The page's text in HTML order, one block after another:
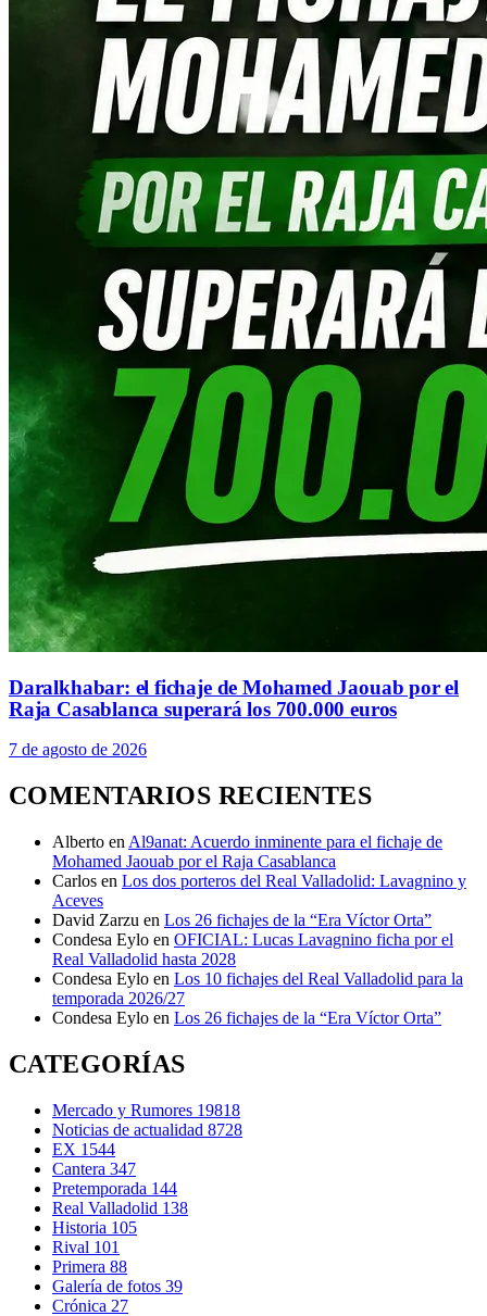
Daralkhabar: el fichaje de Mohamed Jaouab por el
Raja Casablanca superará los 700.000 euros
7 de agosto de 2026
COMENTARIOS RECIENTES
Alberto en Al9anat: Acuerdo inminente para el fichaje de
Mohamed Jaouab por el Raja Casablanca
Carlos en Los dos porteros del Real Valladolid: Lavagnino y
Aceves
David Zarzu en Los 26 fichajes de la “Era Víctor Orta”
Condesa Eylo en OFICIAL: Lucas Lavagnino ficha por el
Real Valladolid hasta 2028
Condesa Eylo en Los 10 fichajes del Real Valladolid para la
temporada 2026/27
Condesa Eylo en Los 26 fichajes de la “Era Víctor Orta”
CATEGORÍAS
Mercado y Rumores 19818
Noticias de actualidad 8728
EX 1544
Cantera 347
Pretemporada 144
Real Valladolid 138
Historia 105
Rival 101
Primera 88
Galería de fotos 39
Crónica 27